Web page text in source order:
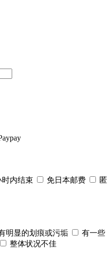
时内结束 免日本邮费
匿
明显的划痕或污垢
有一些
整体状况不佳